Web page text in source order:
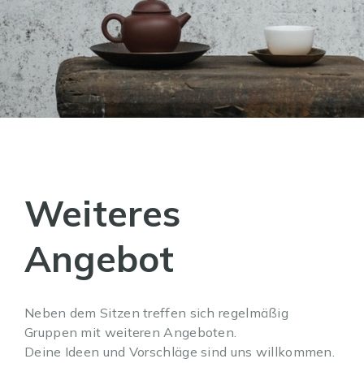
Weiteres
Angebot
Neben dem Sitzen treffen sich regelmäßig
Gruppen mit weiteren Angeboten.
Deine Ideen und Vorschläge sind uns willkommen.